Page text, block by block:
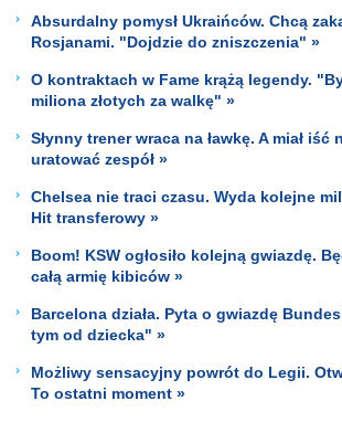
Absurdalny pomysł Ukraińców. Chcą
Rosjanami. "Dojdzie do zniszczenia" »
O kontraktach w Fame krążą legendy.
miliona złotych za walkę" »
Słynny trener wraca na ławkę. A miał iść
uratować zespół »
Chelsea nie traci czasu. Wyda kolejne
Hit transferowy »
Boom! KSW ogłosiło kolejną gwiazdę.
całą armię kibiców »
Barcelona działa. Pyta o gwiazdę
tym od dziecka" »
Możliwy sensacyjny powrót do Legii.
To ostatni moment »